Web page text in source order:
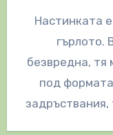
Настинката
гърлото.
безвредна,
под
задръствания,